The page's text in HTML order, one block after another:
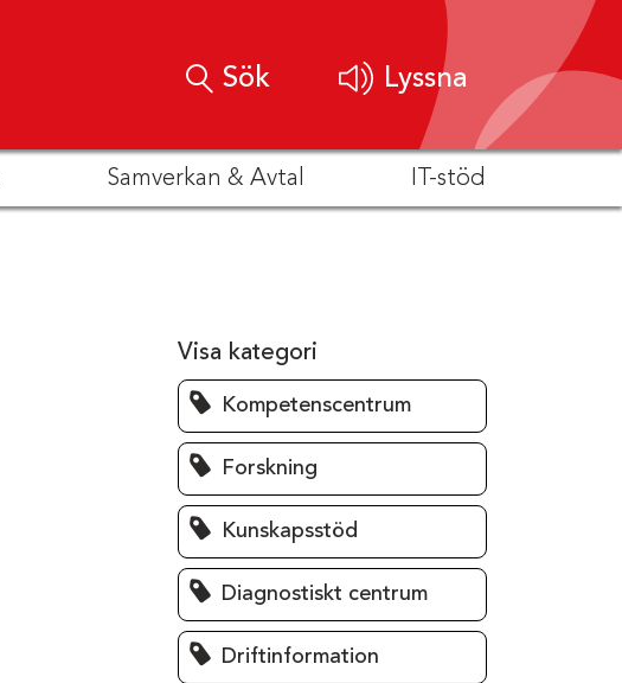
Sök Lyssna
Samverkan & Avtal IT-stöd
Visa kategori
Kompetenscentrum
Forskning
Kunskapsstöd
Diagnostiskt centrum
Driftinformation